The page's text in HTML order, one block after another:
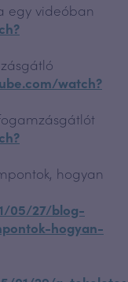
egy videóban
watch?
hogyan
05/27/blog-
hogyan-